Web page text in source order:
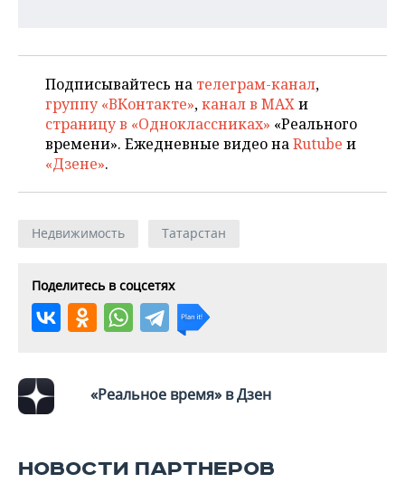
Подписывайтесь на телеграм-канал,
группу «ВКонтакте»,канал в MAXи
страницу в «Одноклассниках» «Реального
времени». Ежедневные видео наRutube и
«Дзене».
Недвижимость Татарстан
Поделитесь в соцсетях
«Реальное время» в Дзен
НОВОСТИ ПАРТНЕРОВ